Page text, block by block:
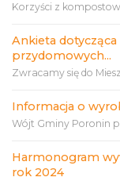
Korzyści z
Ankieta
przydomowych...
Zwracamy się do
Informacja o
Wójt Gminy Poronin
Harmonogram
rok 2024